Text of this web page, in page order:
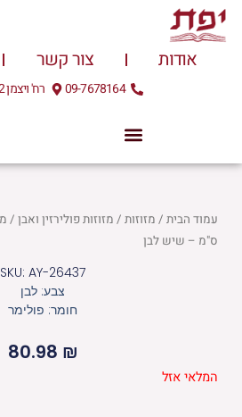
דילוג
לתוכן
אודות צור קשר
09-7678164 רח' ויצמן 132, כפר סבא
עמוד הבית/ מזוזות/ מזוזות פולירזין ואבן
ס"מ – שיש לבן
SKU: AY-26437
צבע: לבן
חומר: פולימר
80.98 ₪
המלאי אזל